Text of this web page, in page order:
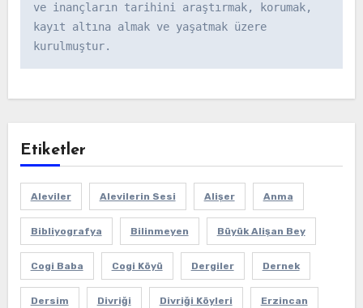
ve inançların tarihini araştırmak, korumak,
kayıt altına almak ve yaşatmak üzere
kurulmuştur.
Etiketler
Aleviler Alevilerin Sesi Alişer Anma
Bibliyografya Bilinmeyen Büyük Alişan Bey
Cogi Baba Cogi Köyü Dergiler Dernek
Dersim Divriği Divriği Köyleri Erzincan